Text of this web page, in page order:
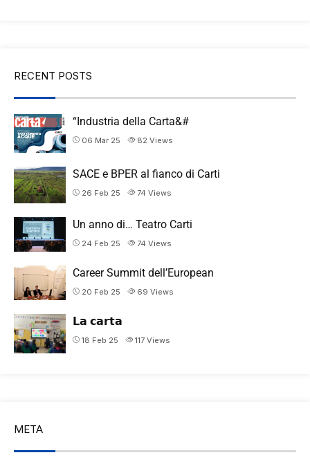
RECENT POSTS
“Industria della Carta&#
06 Mar 25 82 Views
SACE e BPER al fianco di Carti
26 Feb 25 74 Views
Un anno di… Teatro Carti
24 Feb 25 74 Views
Career Summit dell’European
20 Feb 25 69 Views
𝗟𝗮 𝗰𝗮𝗿𝘁𝗮
18 Feb 25 117 Views
META